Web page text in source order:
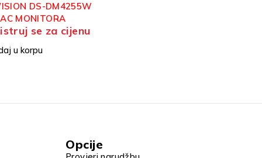
DS-DM4255W
MONITORA
se za cijenu
u korpu
Opcije